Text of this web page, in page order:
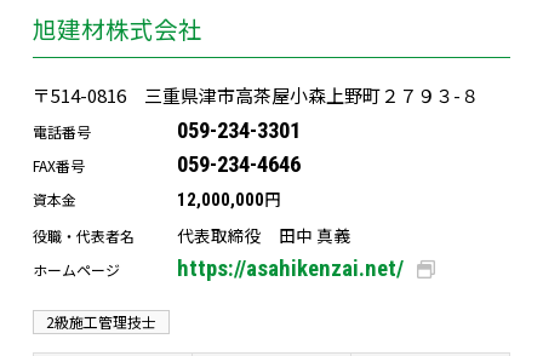
旭建材株式会社
〒514-0816 三重県津市高茶屋小森上野町２７９３-８
電話番号 059-234-3301
FAX番号 059-234-4646
資本金 12,000,000円
役職・代表者名 代表取締役 田中 真義
ホームページ https://asahikenzai.net/
2級施工管理技士